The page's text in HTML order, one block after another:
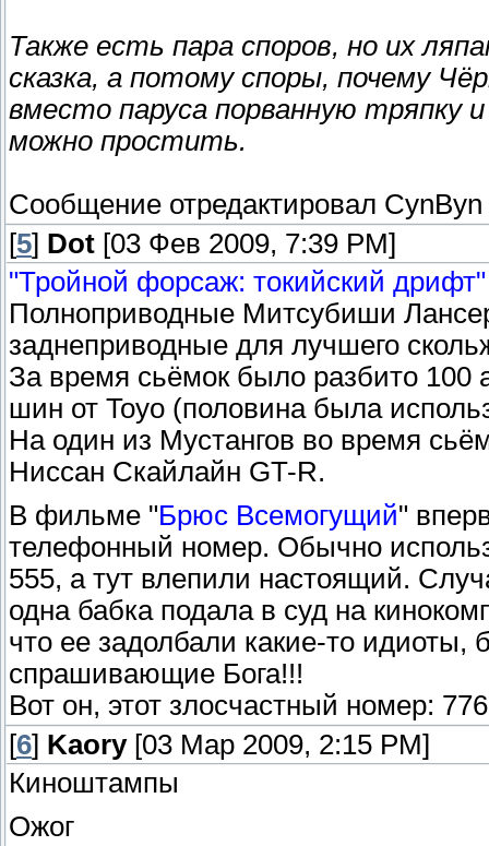
Также есть пара споров, но их
сказка, а потому споры, почему
вместо паруса порванную
можно простить.
Сообщение отредактировал СynByn
[5] Dot [03 Фев 2009, 7:39 PM]
"Тройной форсаж: токийский
Полноприводные Митсубиши
заднеприводные для лучшего
За время сьёмок было разбито 100
шин от Toyo (половина была
На один из Мустангов во время
Ниссан Скайлайн GT-R.
В фильме "Брюс Всемогущий"
телефонный номер. Обычно
555, а тут влепили настоящий.
одна бабка подала в суд на
что ее задолбали какие-то
спрашивающие Бога!!!
Вот он, этот злосчастный номер:
[6] Kaory[03 Мар 2009, 2:15 PM]
Киноштампы
Ожог